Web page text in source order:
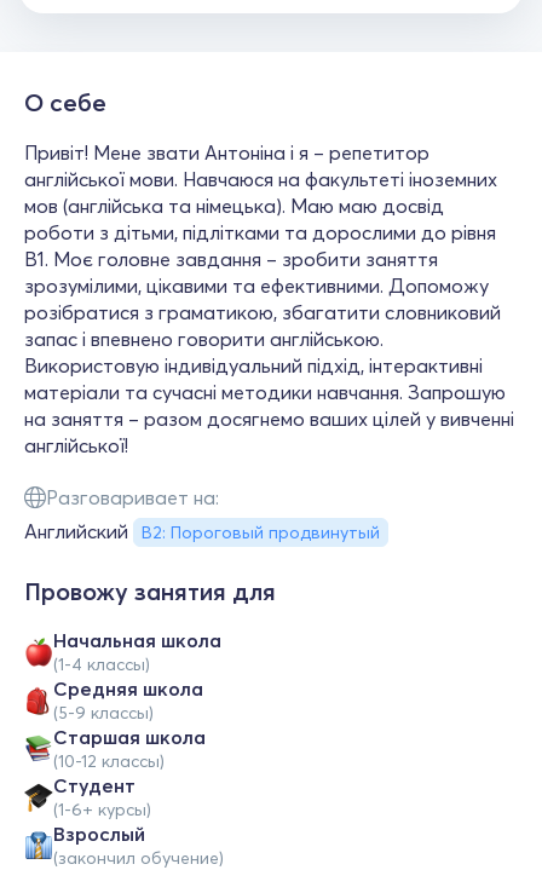
О себе
Привіт! Мене звати Антоніна і я – репетитор
англійської мови. Навчаюся на факультеті іноземних
мов (англійська та німецька). Маю маю досвід
роботи з дітьми, підлітками та дорослими до рівня
B1. Моє головне завдання – зробити заняття
зрозумілими, цікавими та ефективними. Допоможу
розібратися з граматикою, збагатити словниковий
запас і впевнено говорити англійською.
Використовую індивідуальний підхід, інтерактивні
матеріали та сучасні методики навчання. Запрошую
на заняття – разом досягнемо ваших цілей у вивченні
англійської!
Разговаривает на:
Английский
B2: Пороговый продвинутый
Провожу занятия для
Начальная школа
(1-4 классы)
Средняя школа
(5-9 классы)
Cтаршая школа
(10-12 классы)
Студент
(1-6+ курсы)
Взрослый
(закончил обучение)